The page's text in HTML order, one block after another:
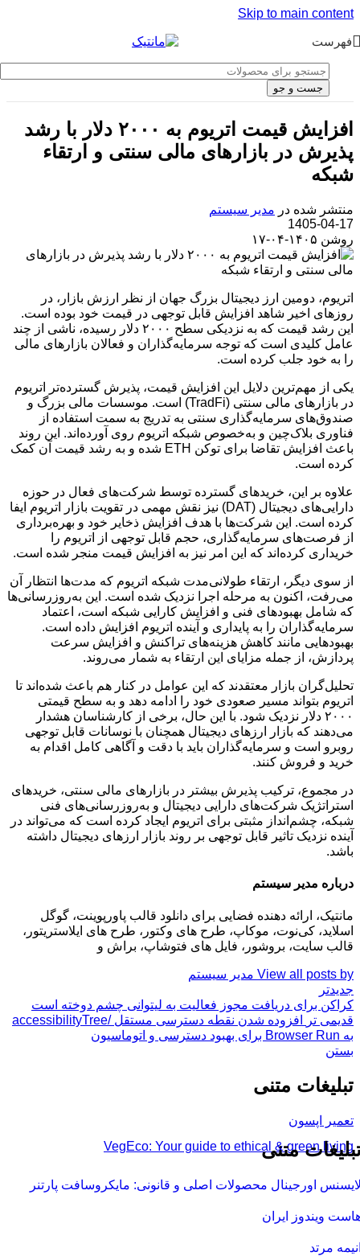
Skip to main content
فهرست
جست و جو
افزایش قیمت اتریوم به ۲۰۰۰ دلار با رشد
پذیرش در بازارهای مالی سنتی و ارتقاء
شبکه
منتشر شده در مدیر سیستم
1405-04-17
روشن ۱۴۰۵-۰۴-۱۷
اتریوم، دومین ارز دیجیتال بزرگ جهان از نظر ارزش بازار، در
روزهای اخیر شاهد افزایش قابل توجهی در قیمت خود بوده است.
این رشد قیمت که به نزدیکی سطح ۲۰۰۰ دلار رسیده، ناشی از چند
عامل کلیدی است که توجه سرمایه‌گذاران و فعالان بازارهای مالی
را به خود جلب کرده است.
یکی از مهم‌ترین دلایل این افزایش قیمت، پذیرش گسترده‌تر اتریوم
در بازارهای مالی سنتی (TradFi) است. موسسات مالی بزرگ و
صندوق‌های سرمایه‌گذاری سنتی به تدریج به سمت استفاده از
فناوری بلاک‌چین و به‌خصوص شبکه اتریوم روی آورده‌اند. این روند
باعث افزایش تقاضا برای توکن ETH شده و به رشد قیمت آن کمک
کرده است.
علاوه بر این، خریدهای گسترده توسط شرکت‌های فعال در حوزه
دارایی‌های دیجیتال (DAT) نیز نقش مهمی در تقویت بازار اتریوم ایفا
کرده است. این شرکت‌ها با هدف افزایش ذخایر خود و بهره‌برداری
از فرصت‌های سرمایه‌گذاری، حجم قابل توجهی از اتریوم را
خریداری کرده‌اند که این امر نیز به افزایش قیمت منجر شده است.
از سوی دیگر، ارتقاء طولانی‌مدت شبکه اتریوم که مدت‌ها انتظار آن
می‌رفت، اکنون به مرحله اجرا نزدیک شده است. این به‌روزرسانی‌ها
که شامل بهبودهای فنی و افزایش کارایی شبکه است، اعتماد
سرمایه‌گذاران را به پایداری و آینده اتریوم افزایش داده است.
بهبودهایی مانند کاهش هزینه‌های تراکنش و افزایش سرعت
پردازش، از جمله مزایای این ارتقاء به شمار می‌روند.
تحلیل‌گران بازار معتقدند که این عوامل در کنار هم باعث شده‌اند تا
اتریوم بتواند مسیر صعودی خود را ادامه دهد و به سطح قیمتی
۲۰۰۰ دلار نزدیک شود. با این حال، برخی از کارشناسان هشدار
می‌دهند که بازار ارزهای دیجیتال همچنان با نوسانات قابل توجهی
روبرو است و سرمایه‌گذاران باید با دقت و آگاهی کامل اقدام به
خرید و فروش کنند.
در مجموع، ترکیب پذیرش بیشتر در بازارهای مالی سنتی، خریدهای
استراتژیک شرکت‌های دارایی دیجیتال و به‌روزرسانی‌های فنی
شبکه، چشم‌انداز مثبتی برای اتریوم ایجاد کرده است که می‌تواند در
آینده نزدیک تاثیر قابل توجهی بر روند بازار ارزهای دیجیتال داشته
باشد.
درباره مدیر سیستم
مانتیک، ارائه دهنده فضایی برای دانلود قالب پاورپوینت، گوگل
اسلاید، کی‌نوت، موکاپ، طرح های وکتور، طرح های ایلاستریتور،
قالب سایت، بروشور، فایل های فتوشاپ، براش و
View all posts by مدیر سیستم
جدیدتر
کراکن برای دریافت مجوز فعالیت به لیتوانی چشم دوخته است
قدیمی تر
افزوده شدن نقطه دسترسی مستقل /accessibilityTree
به Browser Run برای بهبود دسترسی و اتوماسیون
بستن
تبلیغات متنی
تعمیر اپسون
VegEco: Your guide to ethical & green living
متنی
اورجینال محصولات اصلی و قانونی: مایکروسافت پارتنر
ویندوز ایران
مرتد